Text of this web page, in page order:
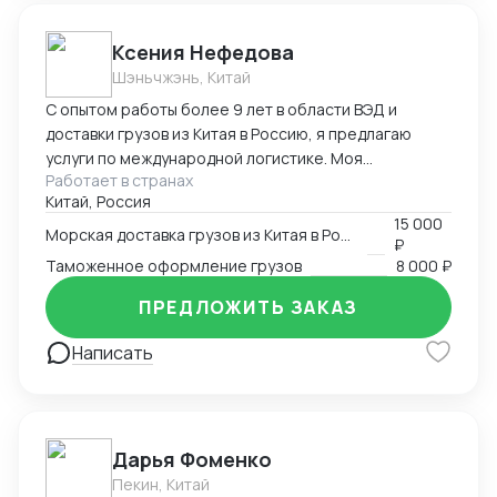
Ксения Нефедова
Шэньчжэнь, Китай
С опытом работы более 9 лет в области ВЭД и
доставки грузов из Китая в Россию, я предлагаю
услуги по международной логистике. Моя
экспертиза обеспечивает эффективную и надежную
организацию доставки, с минимальными рисками и
задержками. Приоритет - удовлетворение
потребностей клиентов и долгосрочное
сотрудничество с гарантией высокого уровня
профессионализма и качества услуг.
Работает в странах
Китай, Россия
15 000
₽
Таможенное оформление грузов
8 000 ₽
Написать
ПРЕДЛОЖИТЬ ЗАКАЗ
Дарья Фоменко
Пекин, Китай